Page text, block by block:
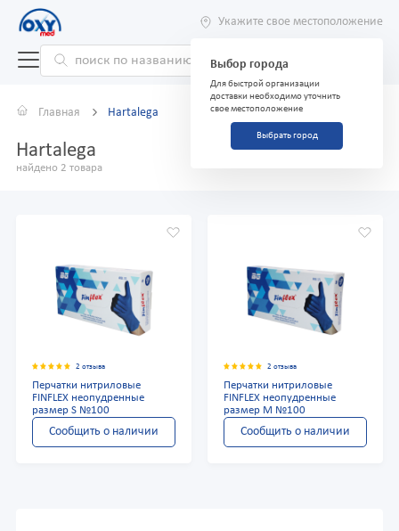
Укажите свое местоположение
Выбор города
Для быстрой организации
доставки необходимо уточнить
свое местоположение
Выбрать город
Главная Hartalega
Hartalega
найдено 2 товара
2 отзыва
Перчатки нитриловые
FINFLEX неопудренные
размер S №100
Сообщить о наличии
2 отзыва
Перчатки нитриловые
FINFLEX неопудренные
размер М №100
Сообщить о наличии